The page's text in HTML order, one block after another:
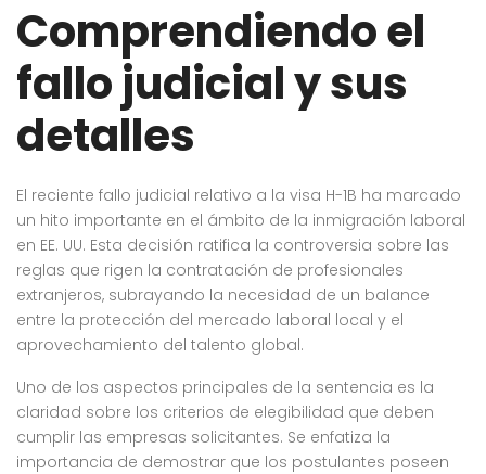
Comprendiendo el
fallo judicial y sus
detalles
El reciente fallo judicial relativo a la visa H-1B ha marcado
un hito importante en el ámbito de la inmigración laboral
en EE. UU. Esta decisión ratifica la controversia sobre las
reglas que rigen la contratación de profesionales
extranjeros, subrayando la necesidad de un balance
entre la protección del mercado laboral local y el
aprovechamiento del talento global.
Uno de los aspectos principales de la sentencia es la
claridad sobre los criterios de elegibilidad que deben
cumplir las empresas solicitantes. Se enfatiza la
importancia de demostrar que los postulantes poseen